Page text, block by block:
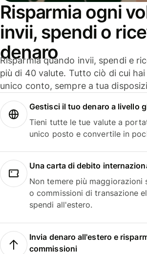
Risparmia ogni
invii, spendi o
denaro
Risparmia quando invii, spendi e
più di 40 valute. Tutto ciò di cui
unico conto, sempre a tua
Gestisci il tuo denaro a livello
Tieni tutte le tue valute a
unico posto e convertile in
Una carta di debito
Non temere più maggiorazioni
o commissioni di transazione
spendi all'estero.
Invia denaro all'estero e
commissioni